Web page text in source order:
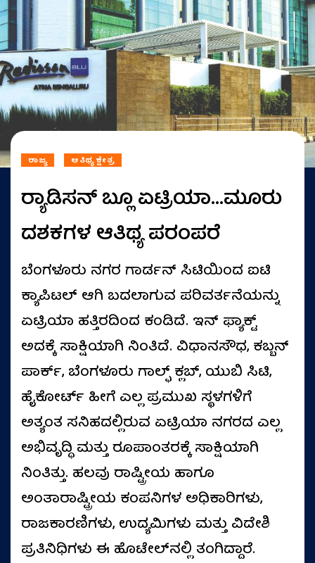
ರಾಜ್ಯ ಆತಿಥ್ಯ ಕ್ಷೇತ್ರ
ರ‍್ಯಾಡಿಸನ್ ಬ್ಲೂ ಏಟ್ರಿಯಾ...ಮೂರು
ದಶಕಗಳ ಆತಿಥ್ಯ ಪರಂಪರೆ
ಬೆಂಗಳೂರು ನಗರ ಗಾರ್ಡನ್ ಸಿಟಿಯಿಂದ ಐಟಿ
ಕ್ಯಾಪಿಟಲ್ ಆಗಿ ಬದಲಾಗುವ ಪರಿವರ್ತನೆಯನ್ನು
ಏಟ್ರಿಯಾ ಹತ್ತಿರದಿಂದ ಕಂಡಿದೆ. ಇನ್ ಫ್ಯಾಕ್ಟ್
ಅದಕ್ಕೆ ಸಾಕ್ಷಿಯಾಗಿ ನಿಂತಿದೆ. ವಿಧಾನಸೌಧ, ಕಬ್ಬನ್
ಪಾರ್ಕ್, ಬೆಂಗಳೂರು ಗಾಲ್ಫ್ ಕ್ಲಬ್, ಯುಬಿ ಸಿಟಿ,
ಹೈಕೋರ್ಟ್ ಹೀಗೆ ಎಲ್ಲ ಪ್ರಮುಖ ಸ್ಥಳಗಳಿಗೆ
ಅತ್ಯಂತ ಸನಿಹದಲ್ಲಿರುವ ಏಟ್ರಿಯಾ ನಗರದ ಎಲ್ಲ
ಅಭಿವೃದ್ಧಿ ಮತ್ತು ರೂಪಾಂತರಕ್ಕೆ ಸಾಕ್ಷಿಯಾಗಿ
ನಿಂತಿತ್ತು. ಹಲವು ರಾಷ್ಟ್ರೀಯ ಹಾಗೂ
ಅಂತಾರಾಷ್ಟ್ರೀಯ ಕಂಪನಿಗಳ ಅಧಿಕಾರಿಗಳು,
ರಾಜಕಾರಣಿಗಳು, ಉದ್ಯಮಿಗಳು ಮತ್ತು ವಿದೇಶಿ
ಪ್ರತಿನಿಧಿಗಳು ಈ ಹೊಟೇಲ್‌ನಲ್ಲಿ ತಂಗಿದ್ದಾರೆ.